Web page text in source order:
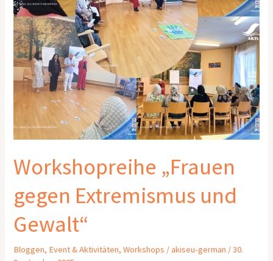
Workshopreihe „Frauen
gegen Extremismus und
Gewalt“
Bloggen, Event & Aktivitäten,Workshops /akiseu-german /30.